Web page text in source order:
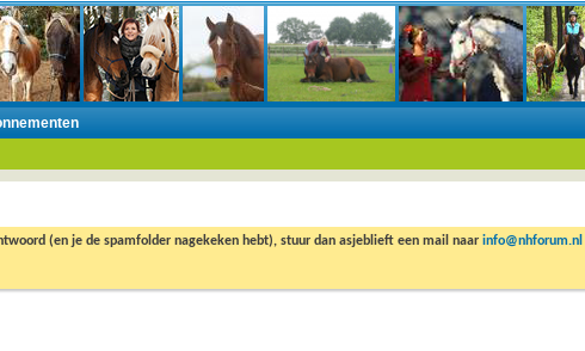
(en je de spamfolder nagekeken hebt), stuur dan asjeblieft een mail naar info@nhforum.nl